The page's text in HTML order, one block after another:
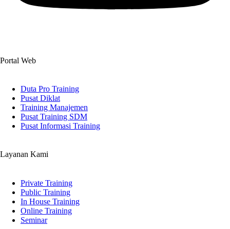
Portal Web
Duta Pro Training
Pusat Diklat
Training Manajemen
Pusat Training SDM
Pusat Informasi Training
Layanan Kami
Private Training
Public Training
In House Training
Online Training
Seminar